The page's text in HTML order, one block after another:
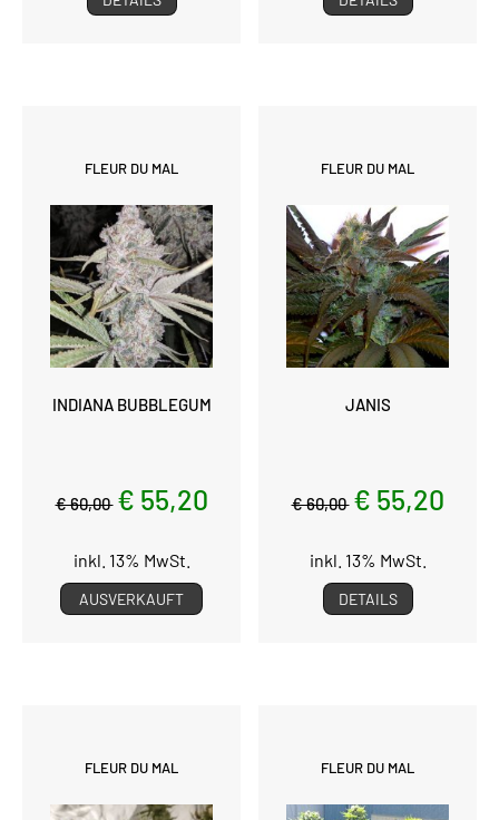
FLEUR DU MAL
INDIANA BUBBLEGUM
€ 60,00 € 55,20
inkl. 13% MwSt.
AUSVERKAUFT
FLEUR DU MAL
JANIS
€ 60,00 € 55,20
inkl. 13% MwSt.
DETAILS
FLEUR DU MAL FLEUR DU MAL